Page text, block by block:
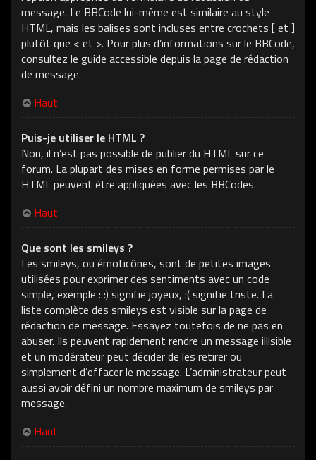
message. Le BBCode lui-même est similaire au style
HTML, mais les balises sont incluses entre crochets [ et ]
plutôt que < et >. Pour plus d’informations sur le BBCode,
consultez le guide accessible depuis la page de rédaction
de message.
Haut
Puis-je utiliser le HTML ?
Non, il n’est pas possible de publier du HTML sur ce
forum. La plupart des mises en forme permises par le
HTML peuvent être appliquées avec les BBCodes.
Haut
Que sont les smileys ?
Les smileys, ou émoticônes, sont de petites images
utilisées pour exprimer des sentiments avec un code
simple, exemple : :) signifie joyeux, :( signifie triste. La
liste complète des smileys est visible sur la page de
rédaction de message. Essayez toutefois de ne pas en
abuser. Ils peuvent rapidement rendre un message illisible
et un modérateur peut décider de les retirer ou
simplement d’effacer le message. L’administrateur peut
aussi avoir défini un nombre maximum de smileys par
message.
Haut